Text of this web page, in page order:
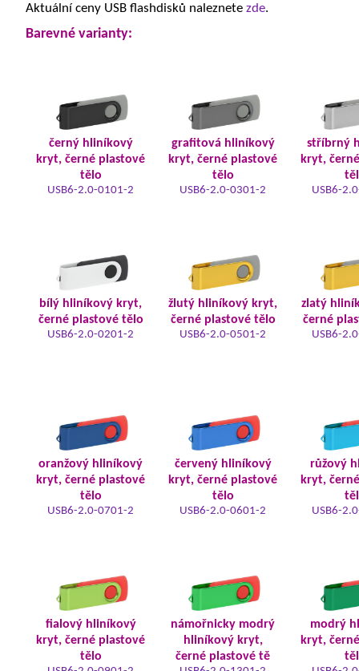
Aktuální ceny USB flashdisků naleznete zde.
Barevné varianty:
černý hliníkový
kryt, černé plastové
tělo
USB6-2.0-0101-2
grafitová hliníkový
kryt, černé plastové
tělo
USB6-2.0-0301-2
stříbrný
kryt,
USB6-
bílý hliníkový kryt,
černé plastové tělo
USB6-2.0-0201-2
žlutý hliníkový kryt,
černé plastové tělo
USB6-2.0-0501-2
zlatý
černé
USB6-
oranžový hliníkový
kryt, černé plastové
tělo
USB6-2.0-0701-2
červený hliníkový
kryt, černé plastové
tělo
USB6-2.0-0601-2
růžový
kryt,
USB6-
fialový hliníkový
kryt, černé plastové
tělo
námořnicky modrý
hliníkový kryt,
černé plastové tě
modrý
kryt,